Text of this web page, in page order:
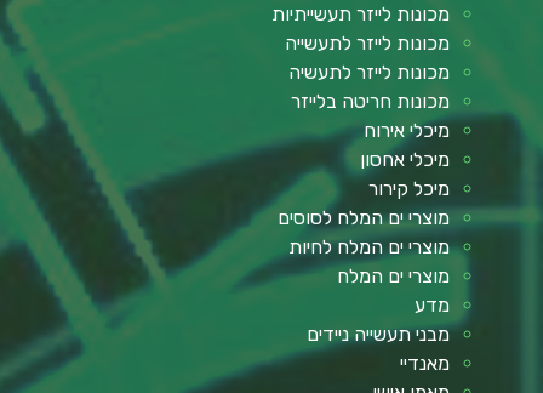
מכונות לייזר תעשייתיות
מכונות לייזר לתעשייה
מכונות לייזר לתעשיה
מכונות חריטה בלייזר
מיכלי אירוח
מיכלי אחסון
מיכל קירור
מוצרי ים המלח לסוסים
מוצרי ים המלח לחיות
מוצרי ים המלח
מדע
מבני תעשייה ניידים
מאנדיי